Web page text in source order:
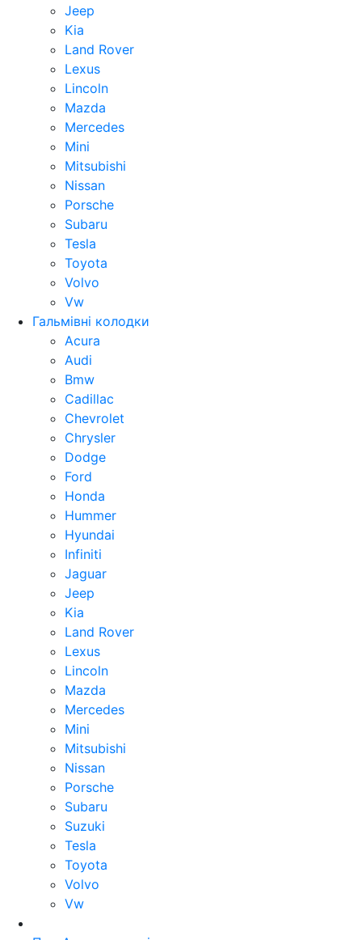
Jeep
Kia
Land Rover
Lexus
Lincoln
Mazda
Mercedes
Mini
Mitsubishi
Nissan
Porsche
Subaru
Tesla
Toyota
Volvo
Vw
Гальмівні колодки
Acura
Audi
Bmw
Cadillac
Chevrolet
Chrysler
Dodge
Ford
Honda
Hummer
Hyundai
Infiniti
Jaguar
Jeep
Kia
Land Rover
Lexus
Lincoln
Mazda
Mercedes
Mini
Mitsubishi
Nissan
Porsche
Subaru
Suzuki
Tesla
Toyota
Volvo
Vw